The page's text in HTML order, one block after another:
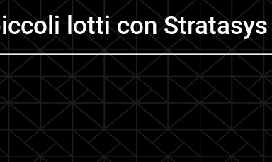
lotti con Stratasys